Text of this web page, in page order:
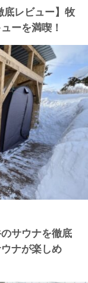
底レビュー】牧
ーを満喫！
サウナを徹底
ナが楽しめ